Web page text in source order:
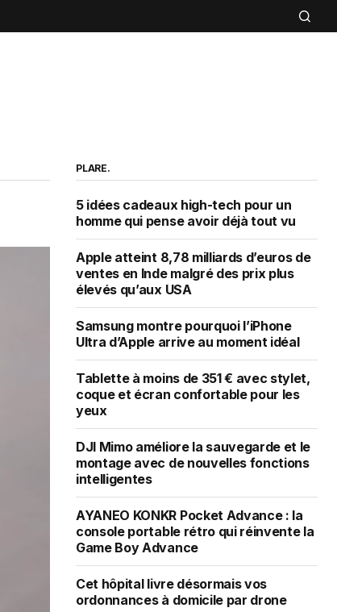
PLARE.
5 idées cadeaux high-tech pour un
homme qui pense avoir déjà tout vu
Apple atteint 8,78 milliards d’euros de
ventes en Inde malgré des prix plus
élevés qu’aux USA
Samsung montre pourquoi l’iPhone
Ultra d’Apple arrive au moment idéal
Tablette à moins de 351 € avec stylet,
coque et écran confortable pour les
yeux
DJI Mimo améliore la sauvegarde et le
montage avec de nouvelles fonctions
intelligentes
AYANEO KONKR Pocket Advance : la
console portable rétro qui réinvente la
Game Boy Advance
Cet hôpital livre désormais vos
ordonnances à domicile par drone